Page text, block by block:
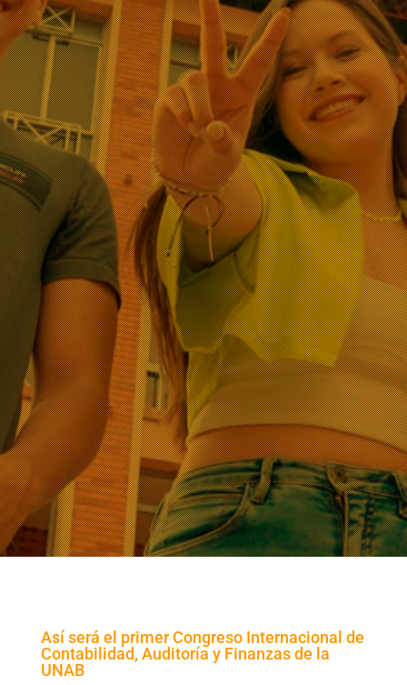
Así será el primer Congreso Internacional de
Contabilidad, Auditoría y Finanzas de la
UNAB